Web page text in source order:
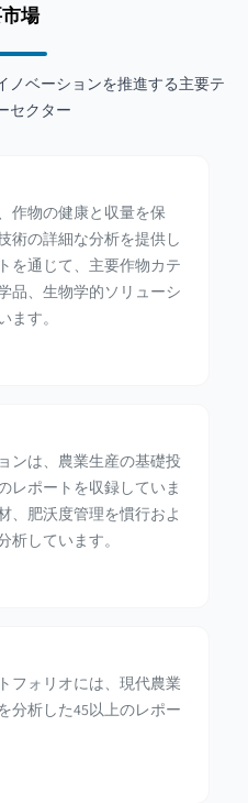
場
ノベーションを推進する主要テ
セクター
作物の健康と収量を保
術の詳細な分析を提供し
を通じて、主要作物カテ
品、生物学的ソリューシ
ます。
ンは、農業生産の基礎投
レポートを収録していま
、肥沃度管理を慣行およ
析しています。
フォリオには、現代農業
分析した45以上のレポー